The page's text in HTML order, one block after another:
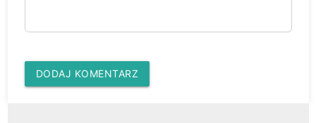
DODAJ KOMENTARZ